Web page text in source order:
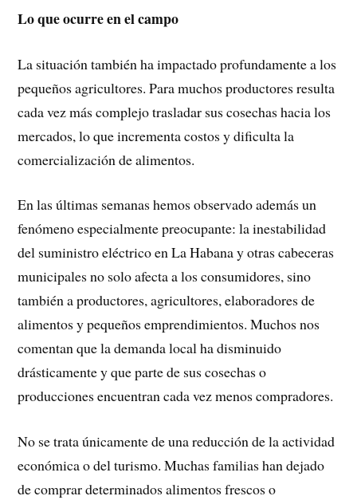
Lo que ocurre en el campo
La situación también ha impactado profundamente a los
pequeños agricultores. Para muchos productores resulta
cada vez más complejo trasladar sus cosechas hacia los
mercados, lo que incrementa costos y dificulta la
comercialización de alimentos.
En las últimas semanas hemos observado además un
fenómeno especialmente preocupante: la inestabilidad
del suministro eléctrico en La Habana y otras cabeceras
municipales no solo afecta a los consumidores, sino
también a productores, agricultores, elaboradores de
alimentos y pequeños emprendimientos. Muchos nos
comentan que la demanda local ha disminuido
drásticamente y que parte de sus cosechas o
producciones encuentran cada vez menos compradores.
No se trata únicamente de una reducción de la actividad
económica o del turismo. Muchas familias han dejado
de comprar determinados alimentos frescos o